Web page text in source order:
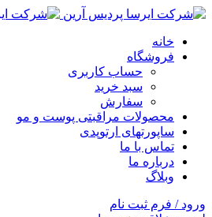
خانه
فروشگاه
حساب کاربری
سبد خرید
سفارش
محصولات مراقبتی پوست و مو
ساپورتهای ارتوپدی
تماس با ما
درباره ما
وبلاگ
ورود / فرم ثبت نام